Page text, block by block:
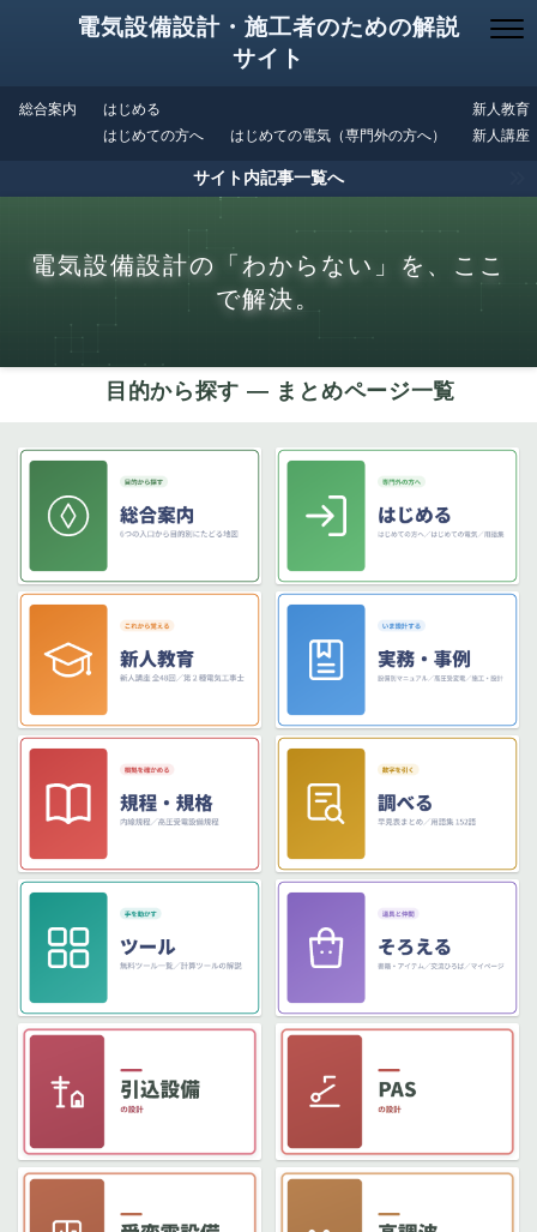
電気設備設計・施工者のための解説
サイト
総合案内
はじめる
はじめての方へ
はじめての電気（専門外の方へ）
新人教育
新人講座
サイト内記事一覧へ
電気設備設計の「わからない」を、ここ
で解決。